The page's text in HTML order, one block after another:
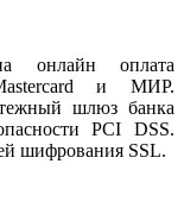
онлайн оплата
и МИР.
шлюз банка
PCI DSS.
шифрования SSL.